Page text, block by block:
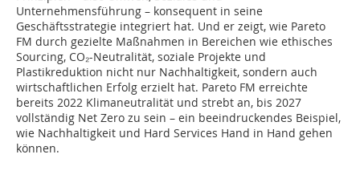
Unternehmensführung – konsequent in seine
Geschäftsstrategie integriert hat. Und er zeigt, wie Pareto
FM durch gezielte Maßnahmen in Bereichen wie ethisches
Sourcing, CO₂-Neutralität, soziale Projekte und
Plastikreduktion nicht nur Nachhaltigkeit, sondern auch
wirtschaftlichen Erfolg erzielt hat. Pareto FM erreichte
bereits 2022 Klimaneutralität und strebt an, bis 2027
vollständig Net Zero zu sein – ein beeindruckendes Beispiel,
wie Nachhaltigkeit und Hard Services Hand in Hand gehen
können.